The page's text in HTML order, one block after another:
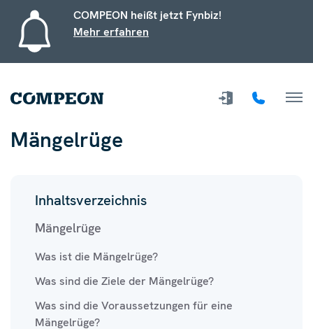
COMPEON heißt jetzt Fynbiz!
Mehr erfahren
Mängelrüge
Inhaltsverzeichnis
Mängelrüge
Was ist die Mängelrüge?
Was sind die Ziele der Mängelrüge?
Was sind die Voraussetzungen für eine
Mängelrüge?